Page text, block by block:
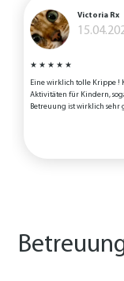
Victoria Rx
★ ★ ★ ★ ★
Eine wirklich tolle Krippe !
Aktivitäten für Kindern,
Betreuung ist wirklich sehr